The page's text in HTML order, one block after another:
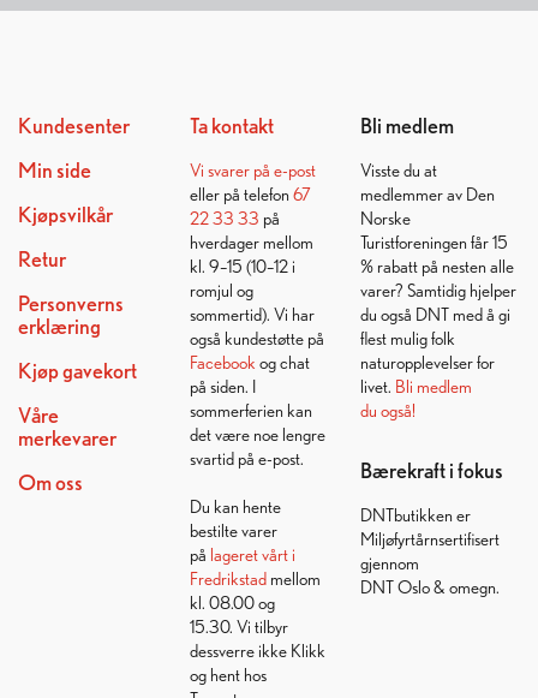
Kundesenter
Min side
Kjøpsvilkår
Retur
Personverns
erklæring
Kjøp gavekort
Våre
merkevarer
Om oss
Ta kontakt
Vi svarer på e-post
eller på telefon 67
22 33 33 på
hverdager mellom
kl. 9–15 (10–12 i
romjul og
sommertid). Vi har
også kundestøtte på
Facebook og chat
på siden. I
sommerferien kan
det være noe lengre
svartid på e-post.
Du kan hente
bestilte varer
på lageret vårt i
Fredrikstadmellom
kl. 08.00 og
15.30. Vi tilbyr
dessverre ikke Klikk
og hent hos
Bli medlem
Visste du at
medlemmer av Den
Norske
Turistforeningen får 15
% rabatt på nesten alle
varer? Samtidig hjelper
du også DNT med å gi
flest mulig folk
naturopplevelser for
livet. Bli medlem
du også!
Bærekraft i fokus
DNTbutikken er
Miljøfyrtårnsertifisert
gjennom
DNT Oslo & omegn.